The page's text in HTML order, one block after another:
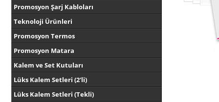
Promosyon Şarj Kabloları
Teknoloji Ürünleri
Promosyon Termos
Promosyon Matara
Kalem ve Set Kutuları
Lüks Kalem Setleri (2'li)
Lüks Kalem Setleri (Tekli)